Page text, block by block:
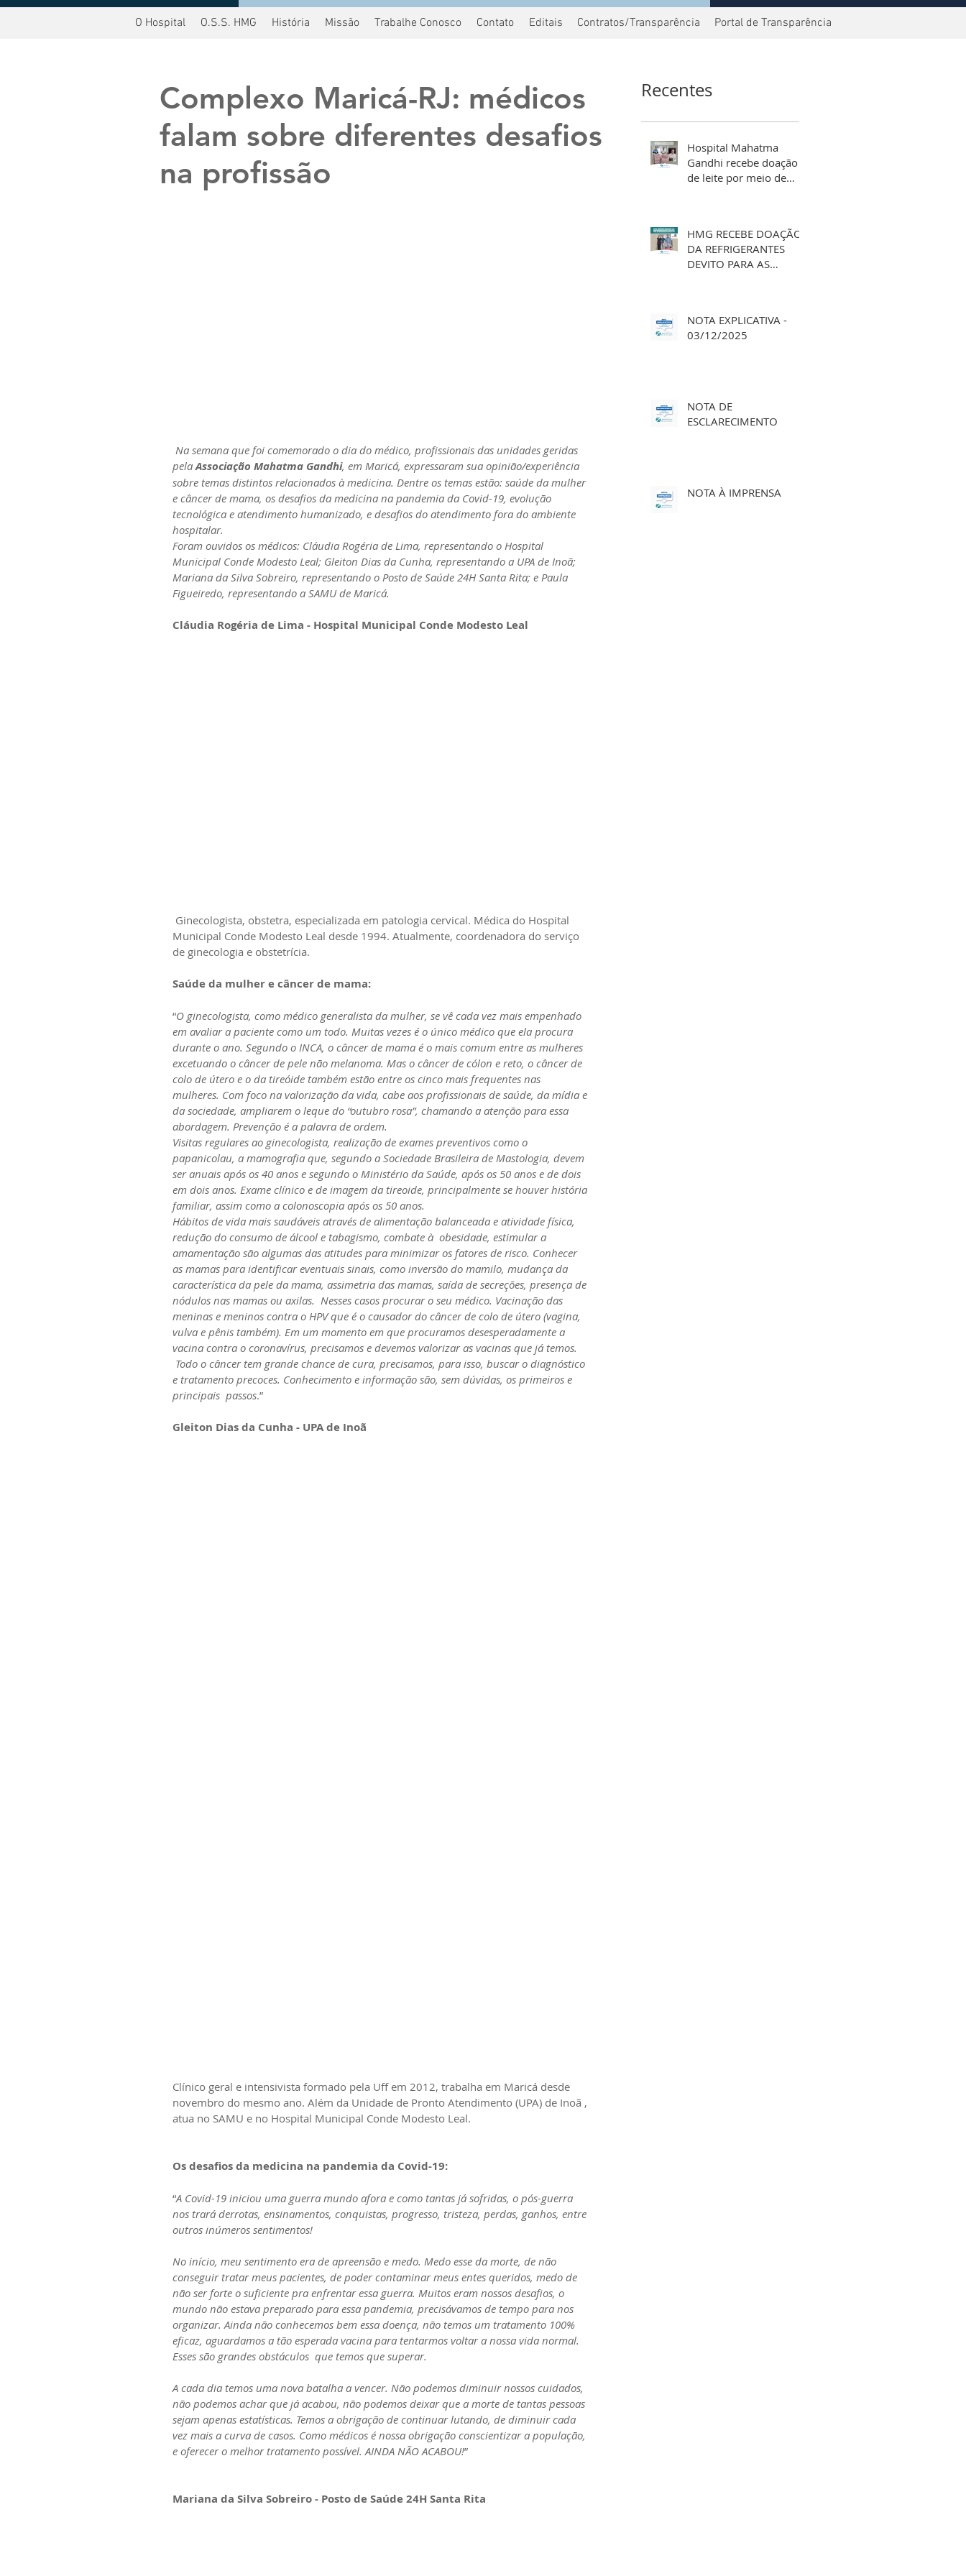
O Hospital O.S.S. HMG História Missão Trabalhe Conosco Contato Editais Contratos/Transparência Portal de Transparência
Complexo Maricá-RJ: médicos
falam sobre diferentes desafios
na profissão
pela Associação Mahatma Gandhi, em Maricá, expressaram sua opinião/experiência
sobre temas distintos relacionados à medicina. Dentre os temas estão: saúde da mulher
e câncer de mama, os desafios da medicina na pandemia da Covid-19, evolução
tecnológica e atendimento humanizado, e desafios do atendimento fora do ambiente
hospitalar.
Foram ouvidos os médicos: Cláudia Rogéria de Lima, representando o Hospital
Municipal Conde Modesto Leal; Gleiton Dias da Cunha, representando a UPA de Inoã;
Mariana da Silva Sobreiro, representando o Posto de Saúde 24H Santa Rita; e Paula
Figueiredo, representando a SAMU de Maricá.
Cláudia Rogéria de Lima - Hospital Municipal Conde Modesto Leal
Municipal Conde Modesto Leal desde 1994. Atualmente, coordenadora do serviço
de ginecologia e obstetrícia.
Saúde da mulher e câncer de mama:
“O ginecologista, como médico generalista da mulher, se vê cada vez mais empenhado
em avaliar a paciente como um todo. Muitas vezes é o único médico que ela procura
durante o ano. Segundo o INCA, o câncer de mama é o mais comum entre as mulheres
excetuando o câncer de pele não melanoma. Mas o câncer de cólon e reto, o câncer de
colo de útero e o da tireóide também estão entre os cinco mais frequentes nas
mulheres. Com foco na valorização da vida, cabe aos profissionais de saúde, da mídia e
da sociedade, ampliarem o leque do “outubro rosa”, chamando a atenção para essa
abordagem. Prevenção é a palavra de ordem.
Visitas regulares ao ginecologista, realização de exames preventivos como o
papanicolau, a mamografia que, segundo a Sociedade Brasileira de Mastologia, devem
ser anuais após os 40 anos e segundo o Ministério da Saúde, após os 50 anos e de dois
em dois anos. Exame clínico e de imagem da tireoide, principalmente se houver história
familiar, assim como a colonoscopia após os 50 anos.
Hábitos de vida mais saudáveis através de alimentação balanceada e atividade física,
redução do consumo de álcool e tabagismo, combate à  obesidade, estimular a
amamentação são algumas das atitudes para minimizar os fatores de risco. Conhecer
as mamas para identificar eventuais sinais, como inversão do mamilo, mudança da
característica da pele da mama, assimetria das mamas, saída de secreções, presença de
nódulos nas mamas ou axilas.  Nesses casos procurar o seu médico. Vacinação das
meninas e meninos contra o HPV que é o causador do câncer de colo de útero (vagina,
vulva e pênis também). Em um momento em que procuramos desesperadamente a
vacina contra o coronavírus, precisamos e devemos valorizar as vacinas que já temos.
e tratamento precoces. Conhecimento e informação são, sem dúvidas, os primeiros e
principais  passos.”
Gleiton Dias da Cunha - UPA de Inoã
Clínico geral e intensivista formado pela Uff em 2012, trabalha em Maricá desde
novembro do mesmo ano. Além da Unidade de Pronto Atendimento (UPA) de Inoã ,
atua no SAMU e no Hospital Municipal Conde Modesto Leal.
Os desafios da medicina na pandemia da Covid-19:
“A Covid-19 iniciou uma guerra mundo afora e como tantas já sofridas, o pós-guerra
nos trará derrotas, ensinamentos, conquistas, progresso, tristeza, perdas, ganhos, entre
outros inúmeros sentimentos!
No início, meu sentimento era de apreensão e medo. Medo esse da morte, de não
conseguir tratar meus pacientes, de poder contaminar meus entes queridos, medo de
não ser forte o suficiente pra enfrentar essa guerra. Muitos eram nossos desafios, o
mundo não estava preparado para essa pandemia, precisávamos de tempo para nos
organizar. Ainda não conhecemos bem essa doença, não temos um tratamento 100%
eficaz, aguardamos a tão esperada vacina para tentarmos voltar a nossa vida normal.
Esses são grandes obstáculos  que temos que superar.
A cada dia temos uma nova batalha a vencer. Não podemos diminuir nossos cuidados,
não podemos achar que já acabou, não podemos deixar que a morte de tantas pessoas
sejam apenas estatísticas. Temos a obrigação de continuar lutando, de diminuir cada
vez mais a curva de casos. Como médicos é nossa obrigação conscientizar a população,
e oferecer o melhor tratamento possível. AINDA NÃO ACABOU!”
Mariana da Silva Sobreiro - Posto de Saúde 24H Santa Rita
Recentes
Hospital Mahatma
Gandhi recebe doação
de leite por meio de
HMG RECEBE DOAÇÃO
DA REFRIGERANTES
DEVITO PARA AS
NOTA EXPLICATIVA -
03/12/2025
NOTA DE
ESCLARECIMENTO
NOTA À IMPRENSA